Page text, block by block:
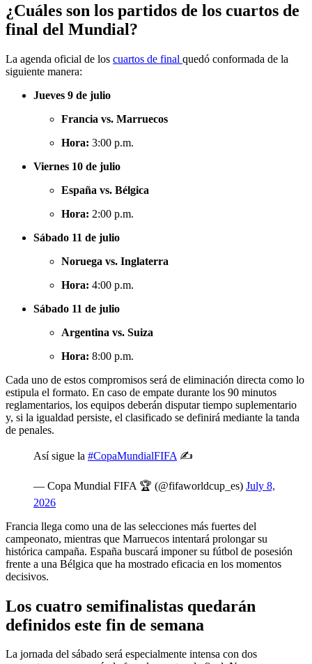
¿Cuáles son los partidos de los cuartos de
final del Mundial?
La agenda oficial de los cuartos de final quedó conformada de la
siguiente manera:
Jueves 9 de julio
Francia vs. Marruecos
Hora: 3:00 p.m.
Viernes 10 de julio
España vs. Bélgica
Hora: 2:00 p.m.
Sábado 11 de julio
Noruega vs. Inglaterra
Hora: 4:00 p.m.
Sábado 11 de julio
Argentina vs. Suiza
Hora: 8:00 p.m.
Cada uno de estos compromisos será de eliminación directa como lo
estipula el formato. En caso de empate durante los 90 minutos
reglamentarios, los equipos deberán disputar tiempo suplementario
y, si la igualdad persiste, el clasificado se definirá mediante la tanda
de penales.
Así sigue la #CopaMundialFIFA ✍️
— Copa Mundial FIFA 🏆 (@fifaworldcup_es) July 8,
2026
Francia llega como una de las selecciones más fuertes del
campeonato, mientras que Marruecos intentará prolongar su
histórica campaña. España buscará imponer su fútbol de posesión
frente a una Bélgica que ha mostrado eficacia en los momentos
decisivos.
Los cuatro semifinalistas quedarán
definidos este fin de semana
La jornada del sábado será especialmente intensa con dos